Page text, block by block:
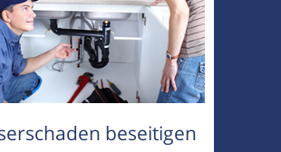
beseitigen